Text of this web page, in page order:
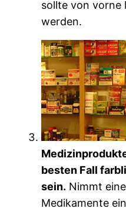
sollte von vorne
werden.
besten Fall
sein. Nimmt
Medikamente